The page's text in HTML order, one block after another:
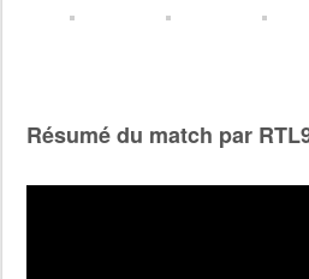
Résumé du match par